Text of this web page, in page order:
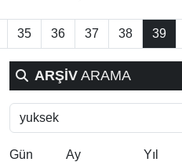
35 36 37 38 39
ARŞİV ARAMA
Gün Ay Yıl